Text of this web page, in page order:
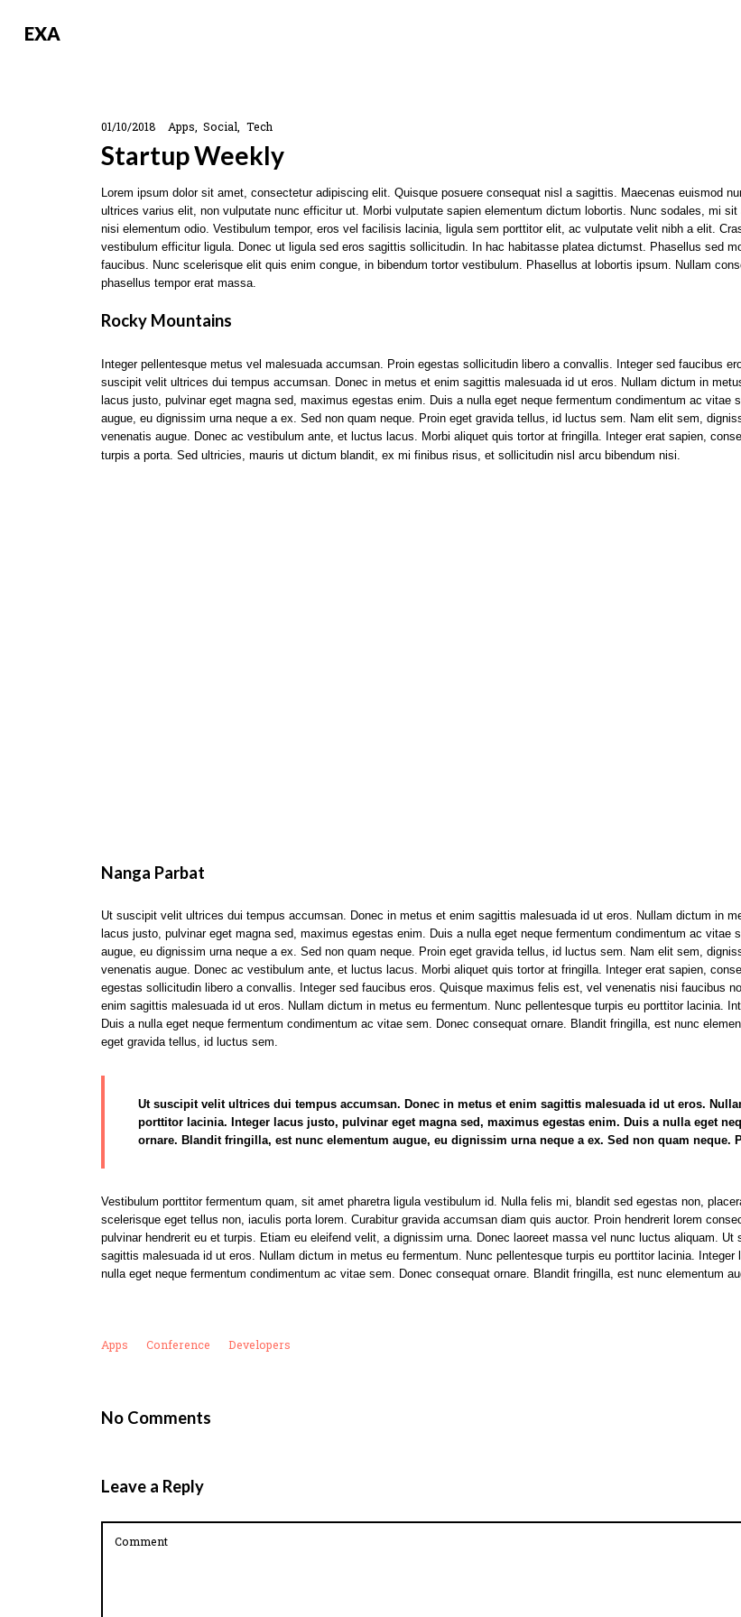
EXA
01/10/2018 Apps Social Tech
Startup Weekly
Lorem ipsum dolor sit amet, consectetur adipiscing elit. Quisque posuere consequat nisl a sagittis. Maecenas euismod
ultrices varius elit, non vulputate nunc efficitur ut. Morbi vulputate sapien elementum dictum lobortis. Nunc sodales, mi
nisi elementum odio. Vestibulum tempor, eros vel facilisis lacinia, ligula sem porttitor elit, ac vulputate velit nibh a elit.
vestibulum efficitur ligula. Donec ut ligula sed eros sagittis sollicitudin. In hac habitasse platea dictumst. Phasellus sed
faucibus. Nunc scelerisque elit quis enim congue, in bibendum tortor vestibulum. Phasellus at lobortis ipsum. Nullam
phasellus tempor erat massa.
Rocky Mountains
Integer pellentesque metus vel malesuada accumsan. Proin egestas sollicitudin libero a convallis. Integer sed faucibus
suscipit velit ultrices dui tempus accumsan. Donec in metus et enim sagittis malesuada id ut eros. Nullam dictum in
lacus justo, pulvinar eget magna sed, maximus egestas enim. Duis a nulla eget neque fermentum condimentum ac
augue, eu dignissim urna neque a ex. Sed non quam neque. Proin eget gravida tellus, id luctus sem. Nam elit sem,
venenatis augue. Donec ac vestibulum ante, et luctus lacus. Morbi aliquet quis tortor at fringilla. Integer erat sapien,
turpis a porta. Sed ultricies, mauris ut dictum blandit, ex mi finibus risus, et sollicitudin nisl arcu bibendum nisi.
Nanga Parbat
Ut suscipit velit ultrices dui tempus accumsan. Donec in metus et enim sagittis malesuada id ut eros. Nullam dictum in
lacus justo, pulvinar eget magna sed, maximus egestas enim. Duis a nulla eget neque fermentum condimentum ac
augue, eu dignissim urna neque a ex. Sed non quam neque. Proin eget gravida tellus, id luctus sem. Nam elit sem,
venenatis augue. Donec ac vestibulum ante, et luctus lacus. Morbi aliquet quis tortor at fringilla. Integer erat sapien,
egestas sollicitudin libero a convallis. Integer sed faucibus eros. Quisque maximus felis est, vel venenatis nisi faucibus
enim sagittis malesuada id ut eros. Nullam dictum in metus eu fermentum. Nunc pellentesque turpis eu porttitor lacinia.
Duis a nulla eget neque fermentum condimentum ac vitae sem. Donec consequat ornare. Blandit fringilla, est nunc
eget gravida tellus, id luctus sem.
Ut suscipit velit ultrices dui tempus accumsan. Donec in metus et enim sagittis malesuada id ut eros.
porttitor lacinia. Integer lacus justo, pulvinar eget magna sed, maximus egestas enim. Duis a nulla eget
ornare. Blandit fringilla, est nunc elementum augue, eu dignissim urna neque a ex. Sed non quam neque.
Vestibulum porttitor fermentum quam, sit amet pharetra ligula vestibulum id. Nulla felis mi, blandit sed egestas non,
scelerisque eget tellus non, iaculis porta lorem. Curabitur gravida accumsan diam quis auctor. Proin hendrerit lorem
pulvinar hendrerit eu et turpis. Etiam eu eleifend velit, a dignissim urna. Donec laoreet massa vel nunc luctus aliquam.
sagittis malesuada id ut eros. Nullam dictum in metus eu fermentum. Nunc pellentesque turpis eu porttitor lacinia.
nulla eget neque fermentum condimentum ac vitae sem. Donec consequat ornare. Blandit fringilla, est nunc elementum
Apps Conference Developers
No Comments
Leave a Reply